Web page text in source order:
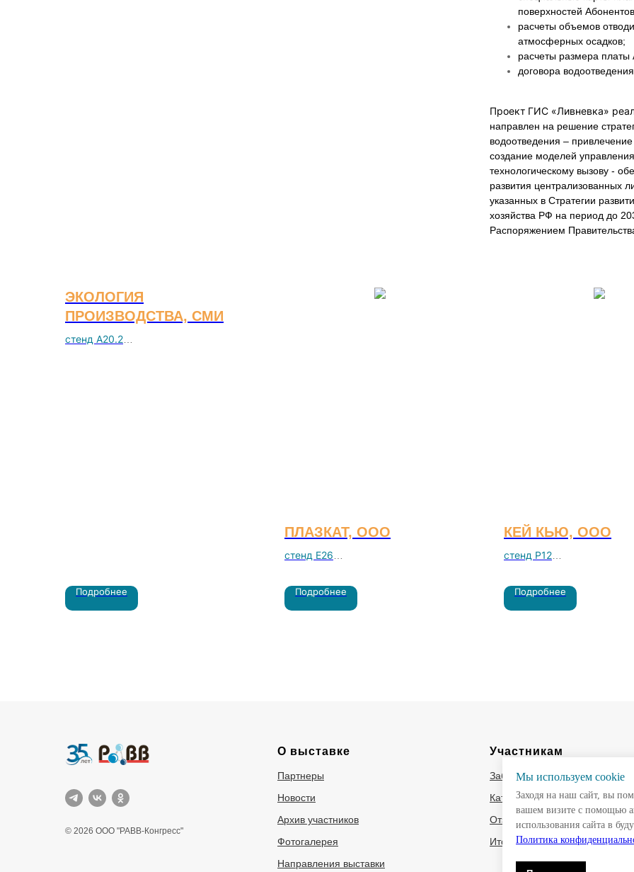
Мы используем сookie
Заходя на наш сайт, вы
вашем визите с помощью
использования сайта в
Политика
поверхностей
расчеты объемов
атмосферных осадков;
расчеты размера платы
договора водоотведения
Проект ГИС «Ливневка»
направлен на решение
водоотведения –
создание моделей
технологическому вызову -
развития централизованных
указанных в Стратегии
хозяйства РФ на период до
Распоряжением
ЭКОЛОГИЯ
ПРОИЗВОДСТВА, СМИ
стенд А20.2
Подробнее
ПЛАЗКАТ, ООО
стенд E26
Проектирование, инжиниринг,
разработка технологий газоочистки
Подробнее
КЕЙ КЬЮ, ООО
стенд P12
ООО “КЕЙ КЬЮ” -
представитель крупной
насосной компании
Подробнее
© 2026 ООО "РАВВ-Конгресс"
О выставке
Партнеры
Новости
Архив участников
Фотогалерея
Направления выставки
Участникам
Забронировать стенд
Каталог участников
Отзывы участников
Итоги 2025